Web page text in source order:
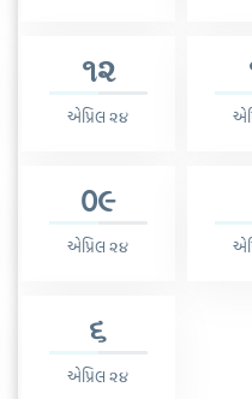
૧૨
એપ્રિલ ૨૪
0૯
એપ્રિલ ૨૪
૬
એપ્રિલ ૨૪